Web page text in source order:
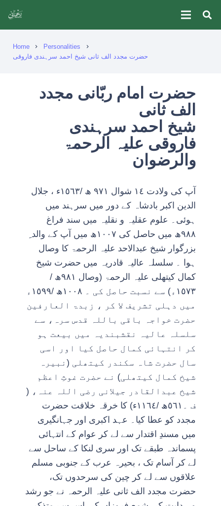
Home chevron_right Personalities chevron_right
حضرت مجدد الف ثانی شیخ احمد سرہندی فاروقی
حضرت امام ربّانی مجدد
الف ثانی
شیخ احمد سرہندی
فاروقی علیہ الرحمۃ
والرضوان
آپ کی ولادت ١٤ شوال ٩٧١ ھ /١٥٦٣ء ، جلال
الدین اکبر بادشاہ کے دور میں سرہند میں
ہوئی۔ علوم عقلیہ و نقلیہ میں سند فراغ
٩٨٨ھ میں حاصل کی ١٠٠٧ھ میں آپ کے والد ِ
بزرگوار شیخ عبدالاحد علیہ الرحمۃ کا وصال
ہوا ۔ سلسلہ عالیہ قادریہ میں حضرت شیخ
کمال کیتھلی علیہ الرحمۃ (وصال ٩٨١ھ /
١٥٧٣ء) سے نسبت حاصل کی ۔ ١٠٠٨ھ /١٥٩٩ء
میں دہلی تشریف لا کر ، زبدۃ العارفین
حضرت خواجہ باقی باللہ قدس سرہ، سے
سلسلہ عالیہ نقشبندیہ میں بیعت ہو
کر انتہائی کمال حاصل کیا اور اسی
سال حضرت شاہ سکندر کیتھلی (نبیرہ
شیخ کمال کیتھلی) نے حضرت غوثِ اعظم
شیخ عبدالقادر جیلانی رضی اللہ عنہ، (
ف ۔٥٦١ھ /١١٦٤ء) کا خرقہ خلافت حضرت
مجدد کو عطا کیا۔ عہد اکبری اور جہانگیری
میں مسندِ اقتدار سے لے کر عوام کے انتہائی
پسماندہ طبقے تک اور سری لنکا کے ساحل سے
لے کر آسام تک ، بحیرہ عرب کے جنوبی مسلم
علاقوں سے لے کر چین کی سرحدوں تک،
حضرت مجدد الف ثانی علیہ الرحمہ نے جو رشد